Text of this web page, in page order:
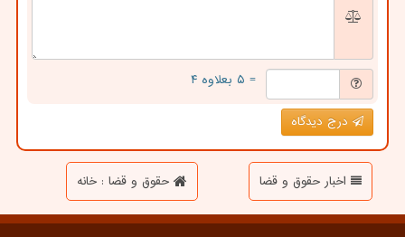
= ۵ بعلاوه ۴
درج دیدگاه
اخبار حقوق و قضا حقوق و قضا : خانه